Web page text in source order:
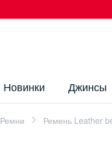
Новинки Джинсы
Ремни Ремень Leather